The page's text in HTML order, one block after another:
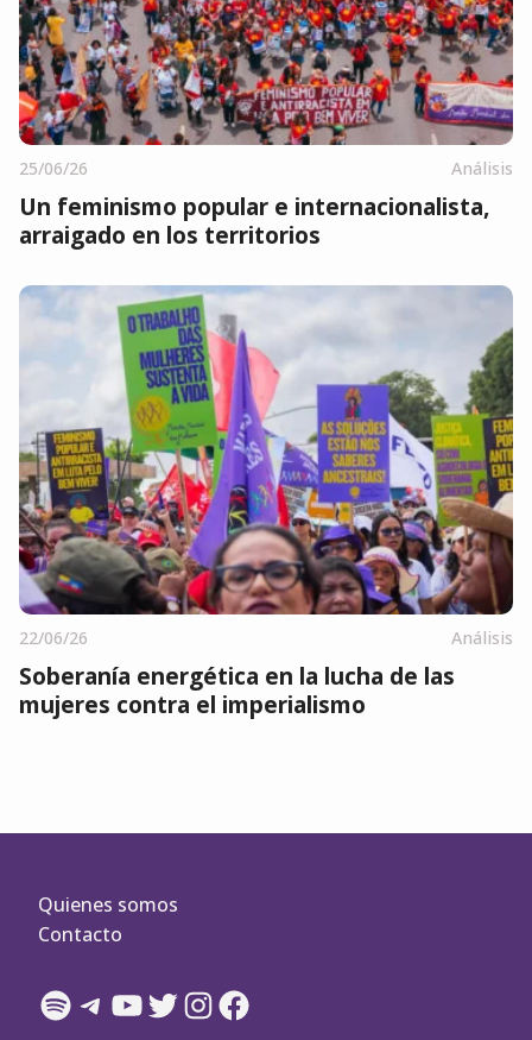
25/06/26 Análisis
Un feminismo popular e internacionalista,
arraigado en los territorios
22/06/26 Análisis
Soberanía energética en la lucha de las
mujeres contra el imperialismo
Quienes somos
Contacto
Spotify
Telegram
YouTube
Twitter
Instagram
Facebook